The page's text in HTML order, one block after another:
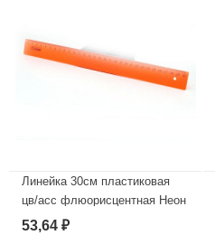
Линейка 30см пластиковая
цв/асс флюорисцентная Неон
(Neon) СТАММ арт.ЛН31/
53,64 ₽